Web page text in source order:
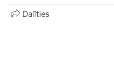
Dalīties